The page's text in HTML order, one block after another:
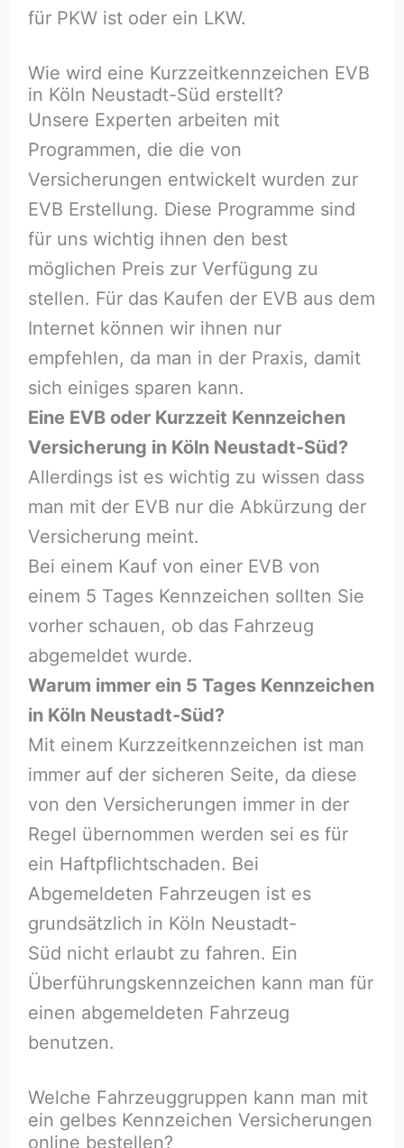
für PKW ist oder ein LKW.
Wie wird eine Kurzzeitkennzeichen EVB
in Köln Neustadt-Süd erstellt?
Unsere Experten arbeiten mit
Programmen, die die von
Versicherungen entwickelt wurden zur
EVB Erstellung. Diese Programme sind
für uns wichtig ihnen den best
möglichen Preis zur Verfügung zu
stellen. Für das Kaufen der EVB aus dem
Internet können wir ihnen nur
empfehlen, da man in der Praxis, damit
sich einiges sparen kann.
Eine EVB oder Kurzzeit Kennzeichen
Versicherung in Köln Neustadt-Süd?
Allerdings ist es wichtig zu wissen dass
man mit der EVB nur die Abkürzung der
Versicherung meint.
Bei einem Kauf von einer EVB von
einem 5 Tages Kennzeichen sollten Sie
vorher schauen, ob das Fahrzeug
abgemeldet wurde.
Warum immer ein 5 Tages Kennzeichen
in Köln Neustadt-Süd?
Mit einem Kurzzeitkennzeichen ist man
immer auf der sicheren Seite, da diese
von den Versicherungen immer in der
Regel übernommen werden sei es für
ein Haftpflichtschaden. Bei
Abgemeldeten Fahrzeugen ist es
grundsätzlich in Köln Neustadt-
Süd nicht erlaubt zu fahren. Ein
Überführungskennzeichen kann man für
einen abgemeldeten Fahrzeug
benutzen.
Welche Fahrzeuggruppen kann man mit
ein gelbes Kennzeichen Versicherungen
online bestellen?